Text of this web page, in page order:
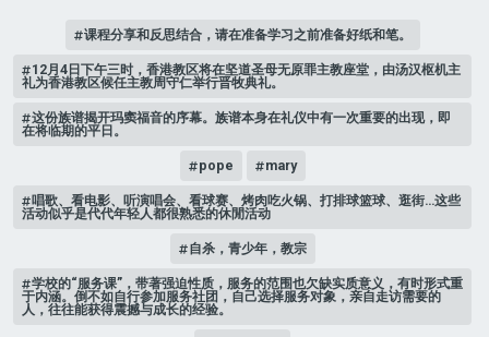
课程分享和反思结合，请在准备学习之前准备好纸和笔。
12月4日下午三时，香港教区将在坚道圣母无原罪主教座堂，由汤汉枢机主
礼为香港教区候任主教周守仁举行晋牧典礼。
这份族谱揭开玛窦福音的序幕。族谱本身在礼仪中有一次重要的出现，即
在将临期的平日。
pope mary
唱歌、看电影、听演唱会、看球赛、烤肉吃火锅、打排球篮球、逛街…这些
活动似乎是代代年轻人都很熟悉的休閒活动
自杀，青少年，教宗
学校的“服务课”，带著强迫性质，服务的范围也欠缺实质意义，有时形式重
于内涵。倒不如自行参加服务社团，自己选择服务对象，亲自走访需要的
人，往往能获得震撼与成长的经验。